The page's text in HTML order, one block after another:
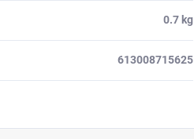
0.7 kg
613008715625